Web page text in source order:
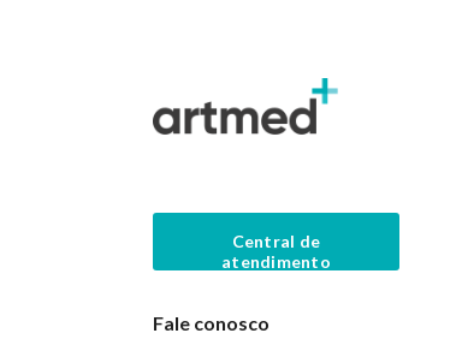
Central de
atendimento
Fale conosco